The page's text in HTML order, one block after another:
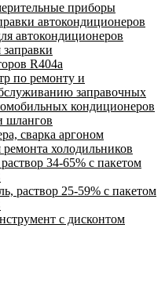
приборы
автокондиционеров
автокондиционеров
R404a
по ремонту и
заправочных
кондиционеров
шлангов
сварка аргоном
холодильников
34-65% с пакетом
раствор 25-59% с пакетом
с дисконтом